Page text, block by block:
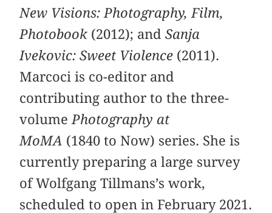
New Visions: Photography, Film,
Photobook (2012); andSanja
Ivekovic: Sweet Violence (2011).
Marcoci is co-editor and
contributing author to the three-
volume Photography at
MoMA (1840 to Now) series. She is
currently preparing a large survey
of Wolfgang Tillmans’s work,
scheduled to open in February 2021.